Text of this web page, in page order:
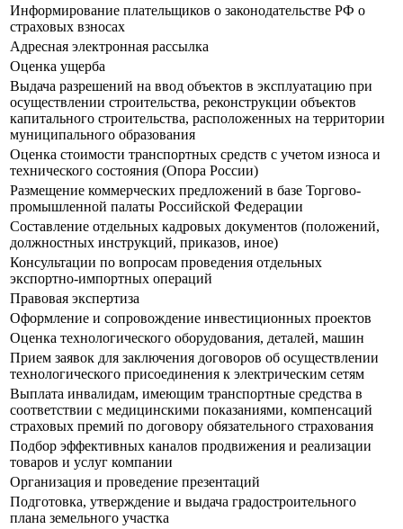
Информирование плательщиков о законодательстве РФ о
страховых взносах
Адресная электронная рассылка
Оценка ущерба
Выдача разрешений на ввод объектов в эксплуатацию при
осуществлении строительства, реконструкции объектов
капитального строительства, расположенных на территории
муниципального образования
Оценка стоимости транспортных средств с учетом износа и
технического состояния (Опора России)
Размещение коммерческих предложений в базе Торгово-
промышленной палаты Российской Федерации
Составление отдельных кадровых документов (положений,
должностных инструкций, приказов, иное)
Консультации по вопросам проведения отдельных
экспортно-импортных операций
Правовая экспертиза
Оформление и сопровождение инвестиционных проектов
Оценка технологического оборудования, деталей, машин
Прием заявок для заключения договоров об осуществлении
технологического присоединения к электрическим сетям
Выплата инвалидам, имеющим транспортные средства в
соответствии с медицинскими показаниями, компенсаций
страховых премий по договору обязательного страхования
Подбор эффективных каналов продвижения и реализации
товаров и услуг компании
Организация и проведение презентаций
Подготовка, утверждение и выдача градостроительного
плана земельного участка